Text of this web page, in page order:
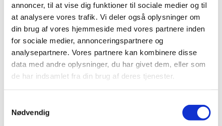
annoncer, til at vise dig funktioner til sociale medier og til
at analysere vores trafik. Vi deler også oplysninger om
din brug af vores hjemmeside med vores partnere inden
for sociale medier, annonceringspartnere og
analysepartnere. Vores partnere kan kombinere disse
data med andre oplysninger, du har givet dem, eller som
de har indsamlet fra din brug af deres tjenester.
Nødvendig
21:00
Kirken, Amagerbrogade 71, 2300
København S
gratis